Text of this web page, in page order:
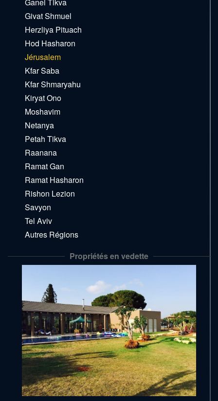
Ganei Tikva
Givat Shmuel
Herzliya Pituach
Hod Hasharon
Jérusalem
Kfar Saba
Kfar Shmaryahu
Kiryat Ono
Moshavim
Netanya
Petah Tikva
Raanana
Ramat Gan
Ramat Hasharon
Rishon Lezion
Savyon
Tel Aviv
Autres Régions
Propriétés en vedette